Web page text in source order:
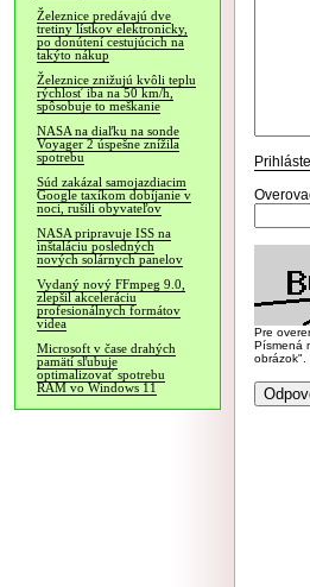
Železnice predávajú dve
tretiny lístkov elektronicky,
po donútení cestujúcich na
takýto nákup
Železnice znižujú kvôli teplu
rýchlosť iba na 50 km/h,
spôsobuje to meškanie
NASA na diaľku na sonde
Voyager 2 úspešne znížila
spotrebu
Súd zakázal samojazdiacim
Google taxíkom dobíjanie v
noci, rušili obyvateľov
NASA pripravuje ISS na
inštaláciu posledných
nových solárnych panelov
Vydaný nový FFmpeg 9.0,
zlepšil akceleráciu
profesionálnych formátov
videa
Microsoft v čase drahých
pamätí sľubuje
optimalizovať spotrebu
RAM vo Windows 11
Pre
Písmená
obrázok".